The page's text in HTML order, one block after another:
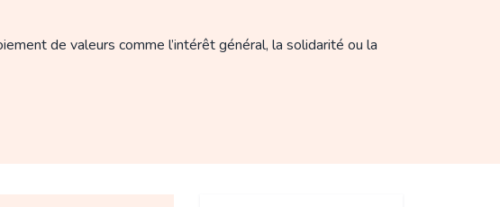
de valeurs comme l’intérêt général, la solidarité ou la